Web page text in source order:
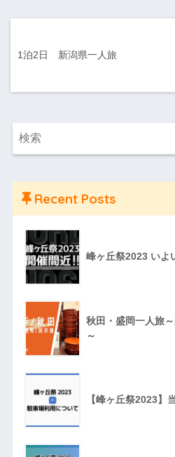
1泊2日 新潟県一人旅
Recent Posts
峰ヶ丘祭2023 いよ
秋田・盛岡一人旅
～
【峰ヶ丘祭2023】